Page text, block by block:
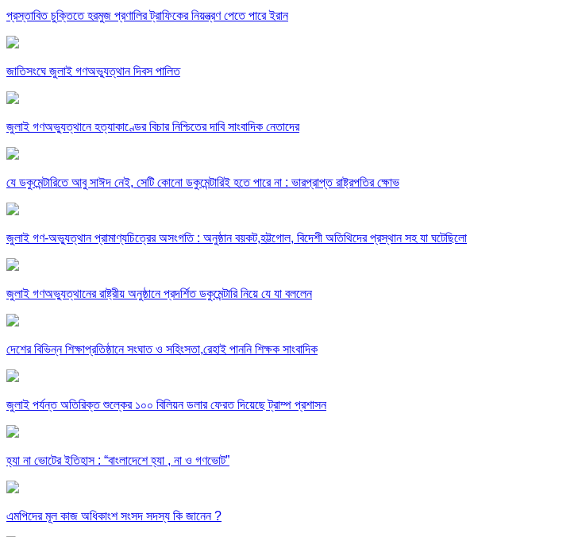
প্রস্তাবিত চুক্তিতে হরমুজ প্রণালির ট্রাফিকের নিয়ন্ত্রণ পেতে পারে ইরান
জাতিসংঘে জুলাই গণঅভ্যুত্থান দিবস পালিত
জুলাই গণঅভ্যুত্থানে হত্যাকাণ্ডের বিচার নিশ্চিতের দাবি সাংবাদিক নেতাদের
যে ডকুমেন্টারিতে আবু সাঈদ নেই, সেটি কোনো ডকুমেন্টারিই হতে পারে না : ভারপ্রাপ্ত রাষ্ট্রপতির ক্ষোভ
জুলাই গণ-অভ্যুত্থান প্রামাণ্যচিত্রের অসংগতি : অনুষ্ঠান বয়কট,হট্টগোল, বিদেশী অতিথিদের প্রস্থান সহ যা ঘটেছিলো
জুলাই গণঅভ্যুত্থানের রাষ্ট্রীয় অনুষ্ঠানে প্রদর্শিত ডকুমেন্টারি নিয়ে যে যা বললেন
দেশের বিভিন্ন শিক্ষাপ্রতিষ্ঠানে সংঘাত ও সহিংসতা,রেহাই পাননি শিক্ষক সাংবাদিক
জুলাই পর্যন্ত অতিরিক্ত শুল্কের ১০০ বিলিয়ন ডলার ফেরত দিয়েছে ট্রাম্প প্রশাসন
হ্যা না ভোটের ইতিহাস : “বাংলাদেশে হ্যা , না ও গণভোট”
এমপিদের মূল কাজ অধিকাংশ সংসদ সদস্য কি জানেন ?